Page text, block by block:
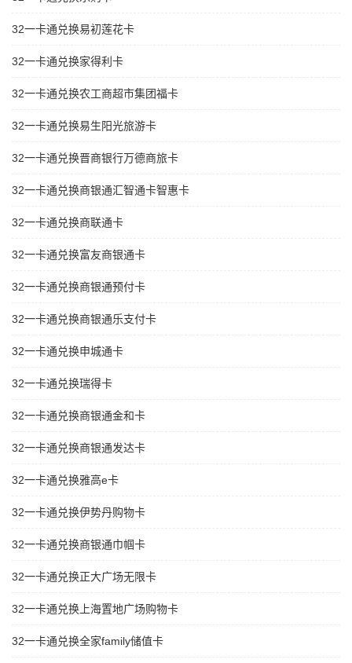
32一卡通兑换易初莲花卡
32一卡通兑换家得利卡
32一卡通兑换农工商超市集团福卡
32一卡通兑换易生阳光旅游卡
32一卡通兑换晋商银行万德商旅卡
32一卡通兑换商银通汇智通卡智惠卡
32一卡通兑换商联通卡
32一卡通兑换富友商银通卡
32一卡通兑换商银通预付卡
32一卡通兑换商银通乐支付卡
32一卡通兑换申城通卡
32一卡通兑换瑞得卡
32一卡通兑换商银通金和卡
32一卡通兑换商银通发达卡
32一卡通兑换雅高e卡
32一卡通兑换伊势丹购物卡
32一卡通兑换商银通巾帼卡
32一卡通兑换正大广场无限卡
32一卡通兑换上海置地广场购物卡
32一卡通兑换全家family储值卡